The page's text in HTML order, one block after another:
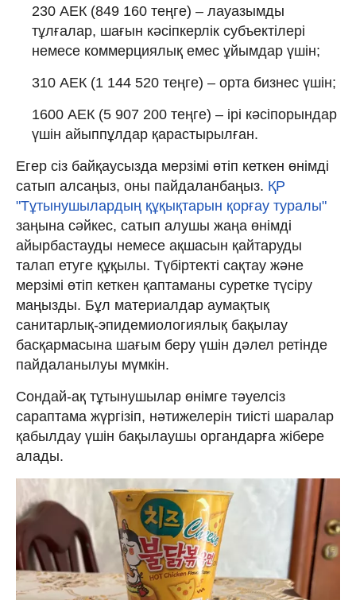
230 АЕК (849 160 теңге) – лауазымды
тұлғалар, шағын кәсіпкерлік субъектілері
немесе коммерциялық емес ұйымдар үшін;
310 АЕК (1 144 520 теңге) – орта бизнес үшін;
1600 АЕК (5 907 200 теңге) – ірі кәсіпорындар
үшін айыппұлдар қарастырылған.
Егер сіз байқаусызда мерзімі өтіп кеткен өнімді
сатып алсаңыз, оны пайдаланбаңыз. ҚР
"Тұтынушылардың құқықтарын қорғау туралы"
заңына сәйкес, сатып алушы жаңа өнімді
айырбастауды немесе ақшасын қайтаруды
талап етуге құқылы. Түбіртекті сақтау және
мерзімі өтіп кеткен қаптаманы суретке түсіру
маңызды. Бұл материалдар аумақтық
санитарлық-эпидемиологиялық бақылау
басқармасына шағым беру үшін дәлел ретінде
пайдаланылуы мүмкін.
Сондай-ақ тұтынушылар өнімге тәуелсіз
сараптама жүргізіп, нәтижелерін тиісті шаралар
қабылдау үшін бақылаушы органдарға жібере
алады.